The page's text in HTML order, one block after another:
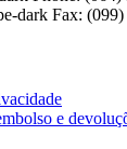
Fax:
e